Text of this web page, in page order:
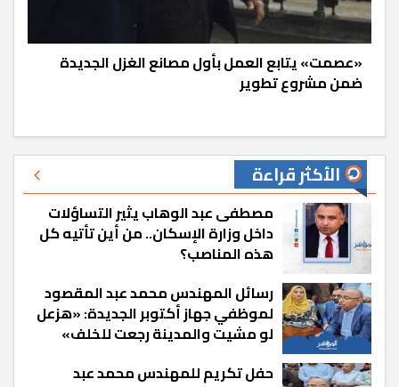
«عصمت» يتابع العمل بأول مصانع الغزل الجديدة
ضمن مشروع تطوير
الأكثر قراءة
مصطفى عبد الوهاب يثير التساؤلات
داخل وزارة الإسكان.. من أين تأتيه كل
هذه المناصب؟
رسائل المهندس محمد عبد المقصود
لموظفي جهاز أكتوبر الجديدة: «هزعل
لو مشيت والمدينة رجعت للخلف»
حفل تكريم للمهندس محمد عبد